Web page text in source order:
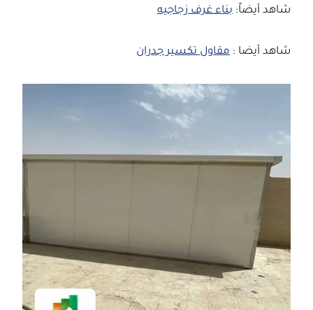
شاهد أيضاً: بناء غرف زجاجيه
شاهد أيضا : مقاول تكسير جدران